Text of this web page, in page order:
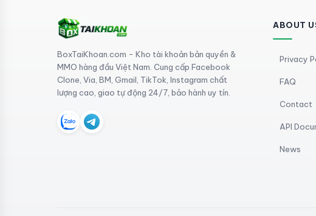
BoxTaiKhoan.com - Kho tài khoản bản quyền &
MMO hàng đầu Việt Nam. Cung cấp Facebook
Clone, Via, BM, Gmail, TikTok, Instagram chất
lượng cao, giao tự động 24/7, bảo hành uy tín.
ABOUT
Privacy
FAQ
Contact
API
News